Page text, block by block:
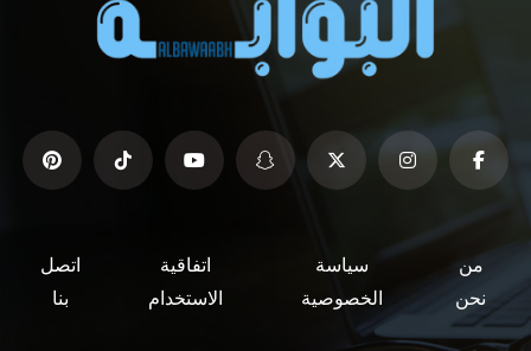
من
نحن
سياسة
الخصوصية
اتفاقية
الاستخدام
اتصل
بنا